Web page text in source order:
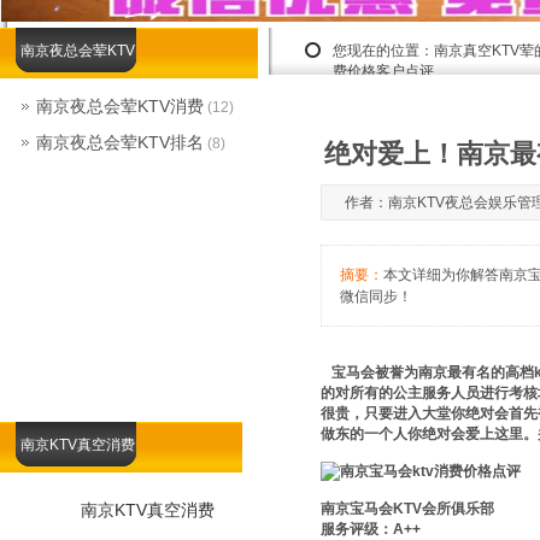
您现在的位置： 南京真空KTV荤
费价格客户点评
南京KTV真空消费
南京KTV真空消费
绝对爱上！南京
作者：南京KTV夜总会娱乐
摘要： 本文详细为你解答南京
微信同步！
宝马会被誉为南京最有名的高
的对所有的公主服务人员进行考
很贵，只要进入大堂你绝对会首
做东的一个人你绝对会爱上这里
南京宝马会KTV会所俱乐部
服务评级：A++
南京夜总会荤KTV
南京夜总会荤KTV消费 (12)
南京夜总会荤KTV排名 (8)